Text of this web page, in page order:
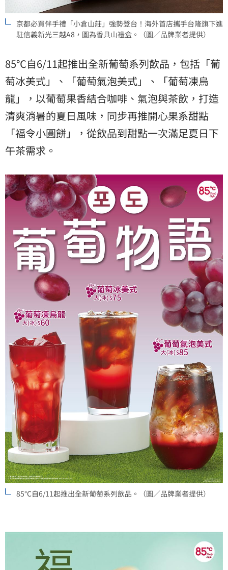
京都必買伴手禮「小倉山莊」強勢登台！海外首店攜手台隆旗下進
駐信義新光三越A8，圖為香具山禮盒。（圖／品牌業者提供）
85℃自6/11起推出全新葡萄系列飲品，包括「葡
萄冰美式」、「葡萄氣泡美式」、「葡萄凍烏
龍」，以葡萄果香結合咖啡、氣泡與茶飲，打造
清爽消暑的夏日風味，同步再推開心果系甜點
「福令小圓餅」，從飲品到甜點一次滿足夏日下
午茶需求。
85℃自6/11起推出全新葡萄系列飲品。（圖／品牌業者提供）